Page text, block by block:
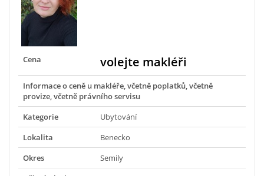
Cena volejte makléři
Informace o ceně u makléře, včetně poplatků, včetně
provize, včetně právního servisu
Kategorie
Ubytování
Lokalita
Benecko
Okres
Semily